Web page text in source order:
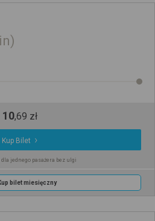
10,69 zł
Kup Bilet
dla jednego pasażera bez ulgi
bilet miesięczny